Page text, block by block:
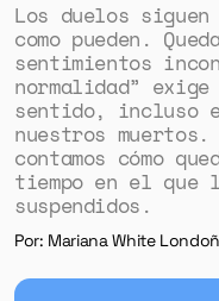
Los duelos
como pueden.
sentimientos
normalidad” exige
sentido, incluso
nuestros
contamos cómo
tiempo en el que
suspendidos.
Por: Mariana White